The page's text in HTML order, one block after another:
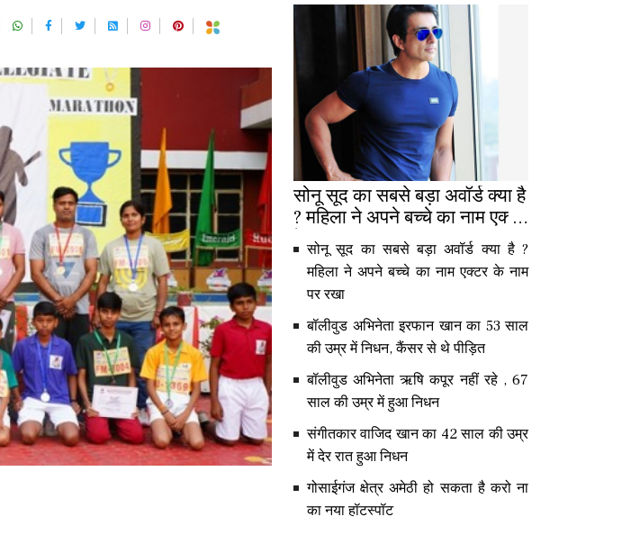
सोनू सूद का सबसे बड़ा अवॉर्ड क्या है
? महिला ने अपने बच्चे का नाम एक्टर
के नाम पर रखा
सोनू सूद का सबसे बड़ा अवॉर्ड क्या है ?
महिला ने अपने बच्चे का नाम एक्टर के नाम
पर रखा
बॉलीवुड अभिनेता इरफान खान का 53 साल
की उम्र में निधन, कैंसर से थे पीड़ित
बॉलीवुड अभिनेता ऋषि कपूर नहीं रहे , 67
साल की उम्र में हुआ निधन
संगीतकार वाजिद खान का 42 साल की उम्र
में देर रात हुआ निधन
गोसाईगंज क्षेत्र अमेठी हो सकता है करो ना
का नया हॉटस्पॉट